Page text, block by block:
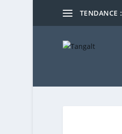
TENDANCE :